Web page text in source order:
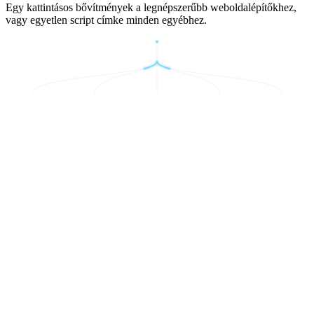
Egy kattintásos bővítmények a legnépszerűbb weboldalépítőkhez,
vagy egyetlen script címke minden egyébhez.